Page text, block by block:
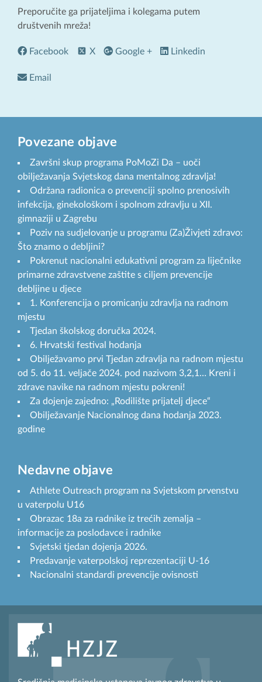
Preporučite ga prijateljima i kolegama putem
društvenih mreža!
Facebook X Google + Linkedin
Email
Povezane objave
Završni skup programa PoMoZi Da – uoči
obilježavanja Svjetskog dana mentalnog zdravlja!
Održana radionica o prevenciji spolno prenosivih
infekcija, ginekološkom i spolnom zdravlju u XII.
gimnaziji u Zagrebu
Poziv na sudjelovanje u programu (Za)Živjeti zdravo:
Što znamo o debljini?
Pokrenut nacionalni edukativni program za liječnike
primarne zdravstvene zaštite s ciljem prevencije
debljine u djece
1. Konferencija o promicanju zdravlja na radnom
mjestu
Tjedan školskog doručka 2024.
6. Hrvatski festival hodanja
Obilježavamo prvi Tjedan zdravlja na radnom mjestu
od 5. do 11. veljače 2024. pod nazivom 3,2,1… Kreni i
zdrave navike na radnom mjestu pokreni!
Za dojenje zajedno: „Rodilište prijatelj djece“
Obilježavanje Nacionalnog dana hodanja 2023.
godine
Nedavne objave
Athlete Outreach program na Svjetskom prvenstvu
u vaterpolu U16
Obrazac 18a za radnike iz trećih zemalja –
informacije za poslodavce i radnike
Svjetski tjedan dojenja 2026.
Predavanje vaterpolskoj reprezentaciji U-16
Nacionalni standardi prevencije ovisnosti